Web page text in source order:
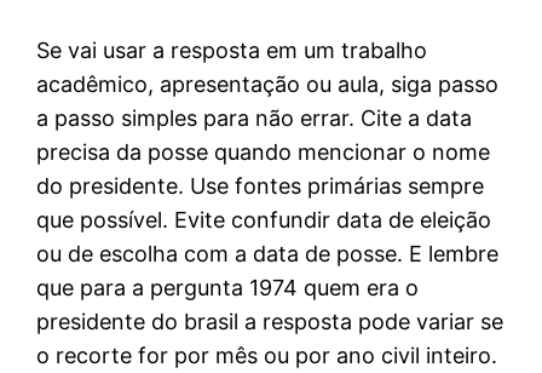
Se vai usar a resposta em um trabalho
acadêmico, apresentação ou aula, siga passo
a passo simples para não errar. Cite a data
precisa da posse quando mencionar o nome
do presidente. Use fontes primárias sempre
que possível. Evite confundir data de eleição
ou de escolha com a data de posse. E lembre
que para a pergunta 1974 quem era o
presidente do brasil a resposta pode variar se
o recorte for por mês ou por ano civil inteiro.